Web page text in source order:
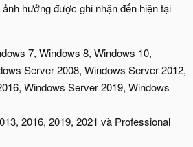
hưởng được ghi nhận đến hiện tại
7, Windows 8, Windows 10,
Server 2008, Windows Server 2012,
Windows Server 2019, Windows
2016, 2019, 2021 và Professional